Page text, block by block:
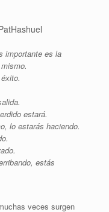
importante es la
estará.
lo estarás haciendo.
estás
veces surgen